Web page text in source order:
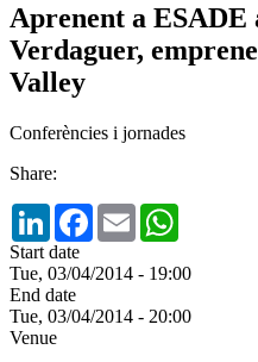
Aprenent a
Verdaguer,
Valley
Conferències i jornades
Share:
LinkedInFacebook
Email
Start date
Tue, 03/04/2014 - 19:00
End date
Tue, 03/04/2014 - 20:00
Venue